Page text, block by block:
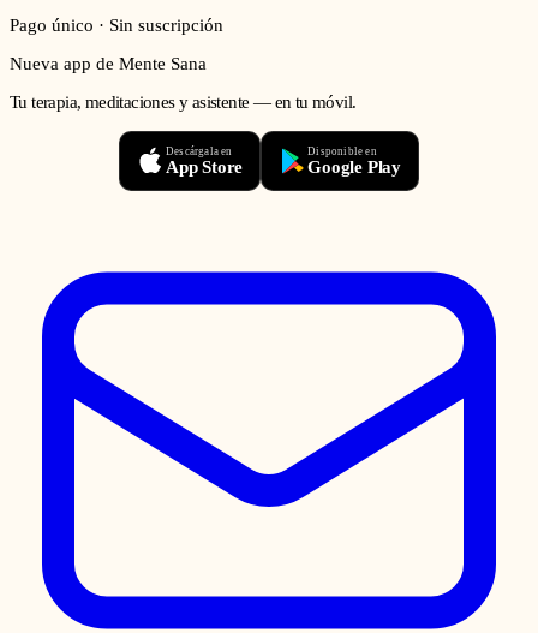
Pago único · Sin suscripción
Nueva app de Mente Sana
Tu terapia, meditaciones y asistente — en tu móvil.
Descárgala en
App Store
Disponible en
Google Play